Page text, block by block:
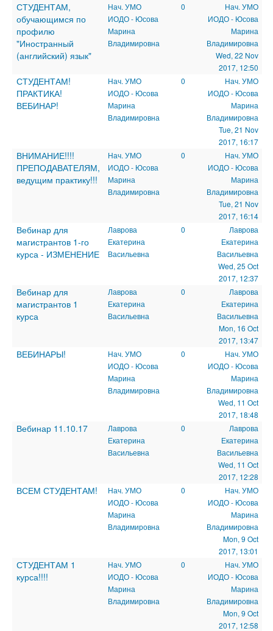
СТУДЕНТАМ,
обучающимся по
профилю
"Иностранный
(английский) язык"
Нач. УМО
ИОДО - Юсова
Марина
Владимировна
0
Нач. УМО
ИОДО - Юсова
Марина
Владимировна
Wed, 22 Nov
2017, 12:50
СТУДЕНТАМ!
ПРАКТИКА!
ВЕБИНАР!
Нач. УМО
ИОДО - Юсова
Марина
Владимировна
0
Нач. УМО
ИОДО - Юсова
Марина
Владимировна
Tue, 21 Nov
2017, 16:17
ВНИМАНИЕ!!!!
ПРЕПОДАВАТЕЛЯМ,
ведущим практику!!!
Нач. УМО
ИОДО - Юсова
Марина
Владимировна
0
Нач. УМО
ИОДО - Юсова
Марина
Владимировна
Tue, 21 Nov
2017, 16:14
Вебинар для
магистрантов 1-го
курса - ИЗМЕНЕНИЕ
Лаврова
Екатерина
Васильевна
0
Лаврова
Екатерина
Васильевна
Wed, 25 Oct
2017, 12:37
Вебинар для
магистрантов 1
курса
Лаврова
Екатерина
Васильевна
0
Лаврова
Екатерина
Васильевна
Mon, 16 Oct
2017, 13:47
ВЕБИНАРЫ!
Нач. УМО
ИОДО - Юсова
Марина
Владимировна
0
Нач. УМО
ИОДО - Юсова
Марина
Владимировна
Wed, 11 Oct
2017, 18:48
Вебинар 11.10.17
Лаврова
Екатерина
Васильевна
0
Лаврова
Екатерина
Васильевна
Wed, 11 Oct
2017, 12:28
ВСЕМ СТУДЕНТАМ!
Нач. УМО
ИОДО - Юсова
Марина
Владимировна
0
Нач. УМО
ИОДО - Юсова
Марина
Владимировна
Mon, 9 Oct
2017, 13:01
СТУДЕНТАМ 1
курса!!!!
Нач. УМО
ИОДО - Юсова
Марина
Владимировна
0
Нач. УМО
ИОДО - Юсова
Марина
Владимировна
Mon, 9 Oct
2017, 12:58